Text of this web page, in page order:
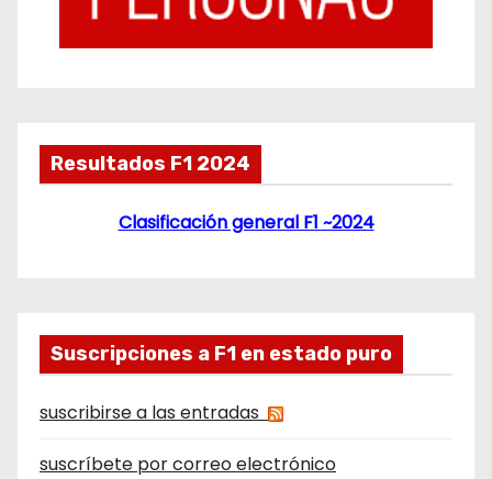
Resultados F1 2024
Clasificación general F1 ~2024
Suscripciones a F1 en estado puro
suscribirse a las entradas
suscríbete por correo electrónico